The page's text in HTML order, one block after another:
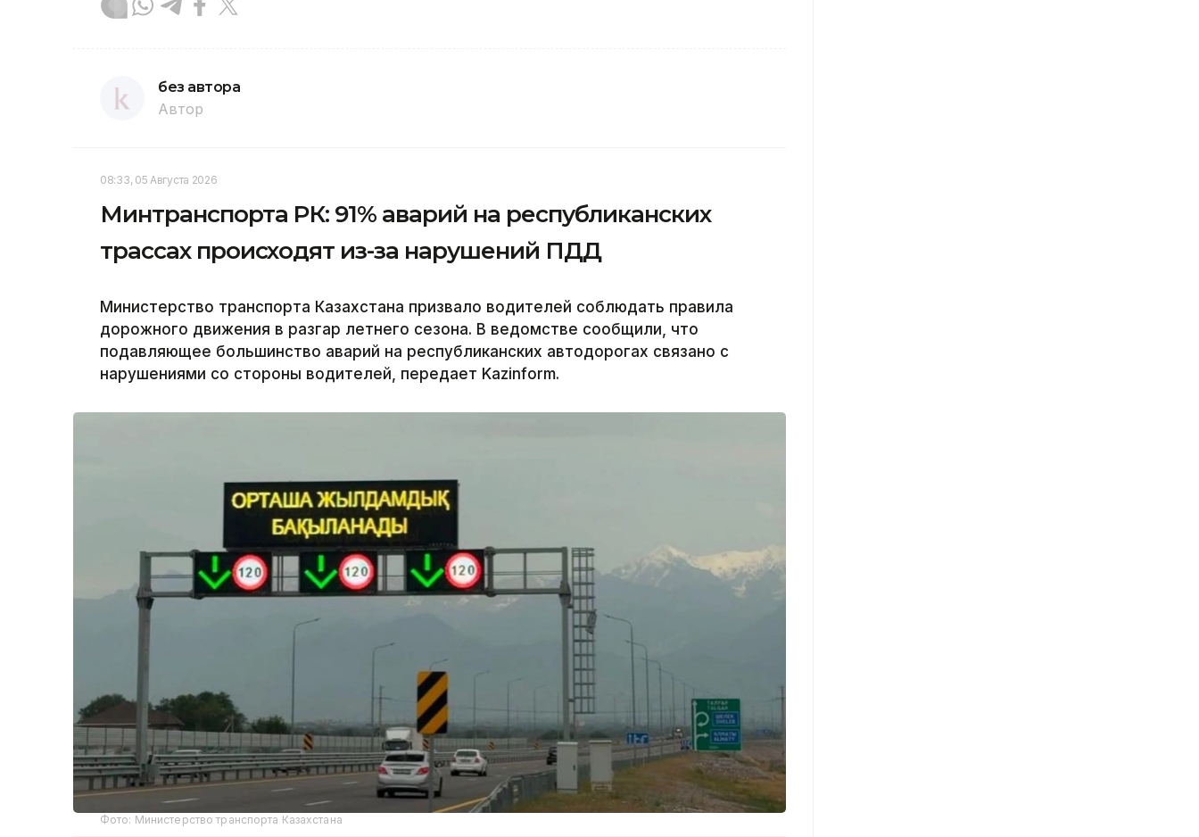
без автора
Автор
08:33, 05 Августа 2026
Минтранспорта РК: 91% аварий на республиканских
трассах происходят из-за нарушений ПДД
Министерство транспорта Казахстана призвало водителей соблюдать правила
дорожного движения в разгар летнего сезона. В ведомстве сообщили, что
подавляющее большинство аварий на республиканских автодорогах связано с
нарушениями со стороны водителей, передает Kazinform.
Фото: Министерство транспорта Казахстана